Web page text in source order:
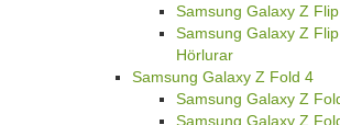
Samsung Galaxy Z
Samsung Galaxy Z
Hörlurar
Samsung Galaxy Z Fold 4
Samsung Galaxy Z
Samsung Galaxy Z